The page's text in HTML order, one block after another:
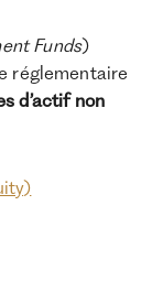
Funds)
réglementaire
d’actif non